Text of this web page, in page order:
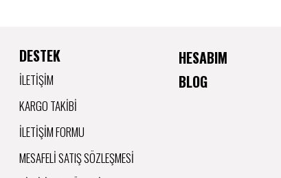
DESTEK
İLETIŞIM
KARGO TAKIBI
İLETIŞIM FORMU
MESAFELI SATIŞ SÖZLEŞMESI
HESABIM
BLOG